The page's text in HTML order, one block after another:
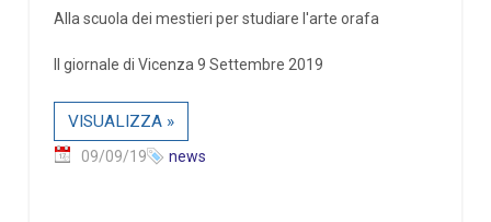
Alla scuola dei mestieri per studiare l'arte orafa
Il giornale di Vicenza 9 Settembre 2019
VISUALIZZA »
09/09/19 news